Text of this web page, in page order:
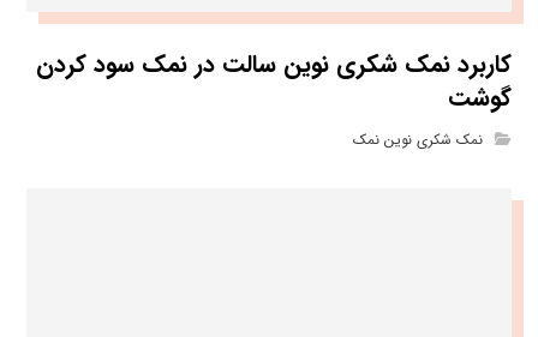
کاربرد نمک شکری نوین سالت در نمک سود کردن
گوشت
نمک شکری نوین نمک